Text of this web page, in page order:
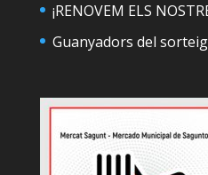
¡RENOVEM ELS
Guanyadors del